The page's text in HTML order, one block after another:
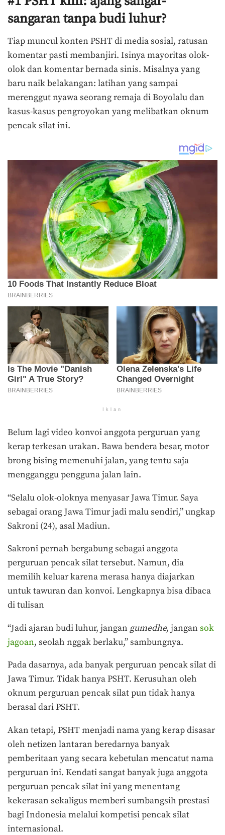
sangaran tanpa budi luhur?
Tiap muncul konten PSHT di media sosial, ratusan
komentar pasti membanjiri. Isinya mayoritas olok-
olok dan komentar bernada sinis. Misalnya yang
baru naik belakangan: latihan yang sampai
merenggut nyawa seorang remaja di Boyolalu dan
kasus-kasus pengroyokan yang melibatkan oknum
pencak silat ini.
Iklan
Belum lagi video konvoi anggota perguruan yang
kerap terkesan urakan. Bawa bendera besar, motor
brong bising memenuhi jalan, yang tentu saja
mengganggu pengguna jalan lain.
“Selalu olok-oloknya menyasar Jawa Timur. Saya
sebagai orang Jawa Timur jadi malu sendiri,” ungkap
Sakroni (24), asal Madiun.
Sakroni pernah bergabung sebagai anggota
perguruan pencak silat tersebut. Namun, dia
memilih keluar karena merasa hanya diajarkan
untuk tawuran dan konvoi. Lengkapnya bisa dibaca
di tulisan
“Jadi ajaran budi luhur, jangan gumedhe, jangan sok
jagoan, seolah nggak berlaku,” sambungnya.
Pada dasarnya, ada banyak perguruan pencak silat di
Jawa Timur. Tidak hanya PSHT. Kerusuhan oleh
oknum perguruan pencak silat pun tidak hanya
berasal dari PSHT.
Akan tetapi, PSHT menjadi nama yang kerap disasar
oleh netizen lantaran beredarnya banyak
pemberitaan yang secara kebetulan mencatut nama
perguruan ini. Kendati sangat banyak juga anggota
perguruan pencak silat ini yang menentang
kekerasan sekaligus memberi sumbangsih prestasi
bagi Indonesia melalui kompetisi pencak silat
internasional.